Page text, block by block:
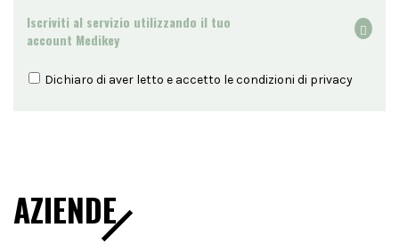
Iscriviti al servizio utilizzando il tuo
account Medikey
Dichiaro di aver letto e accetto le condizioni di privacy
AZIENDE